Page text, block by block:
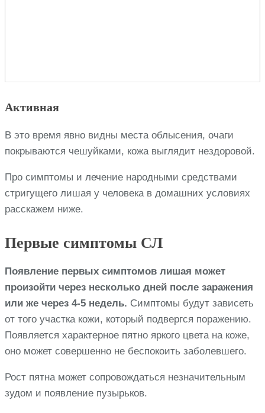
Активная
В это время явно видны места облысения, очаги
покрываются чешуйками, кожа выглядит нездоровой.
Про симптомы и лечение народными средствами
стригущего лишая у человека в домашних условиях
расскажем ниже.
Первые симптомы СЛ
Появление первых симптомов лишая может
произойти через несколько дней после заражения
или же через 4-5 недель. Симптомы будут зависеть
от того участка кожи, который подвергся поражению.
Появляется характерное пятно яркого цвета на коже,
оно может совершенно не беспокоить заболевшего.
Рост пятна может сопровождаться незначительным
зудом и появление пузырьков.